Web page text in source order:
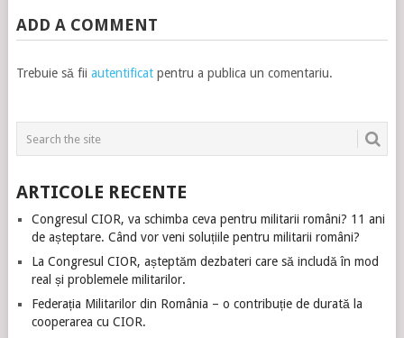
ADD A COMMENT
Trebuie să fii autentificatpentru a publica un comentariu.
ARTICOLE RECENTE
Congresul CIOR, va schimba ceva pentru militarii români? 11 ani
de așteptare. Când vor veni soluțiile pentru militarii români?
La Congresul CIOR, așteptăm dezbateri care să includă în mod
real și problemele militarilor.
Federația Militarilor din România – o contribuție de durată la
cooperarea cu CIOR.